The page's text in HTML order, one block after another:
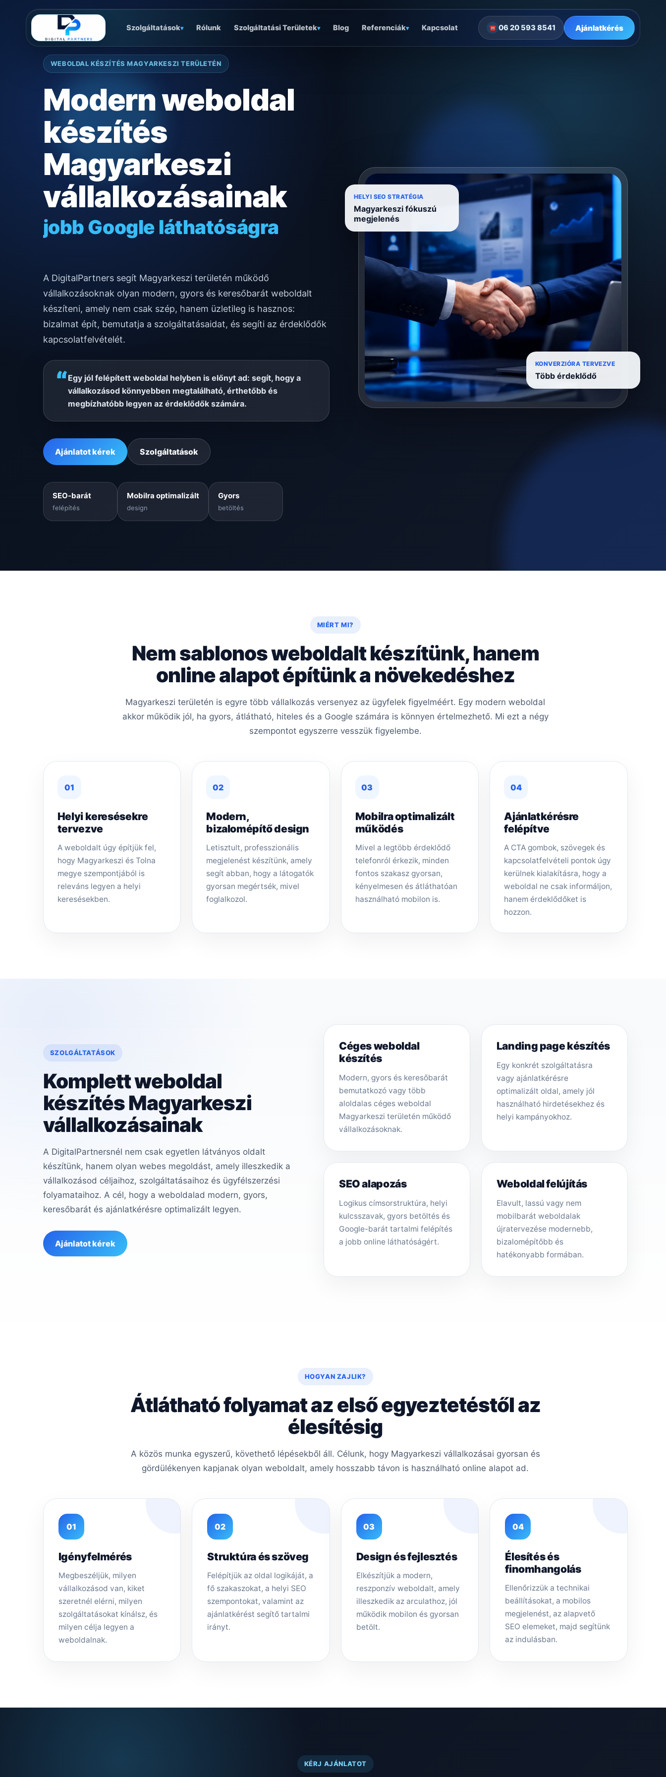
Szolgáltatások▾ Rólunk Szolgáltatási Területek▾ Blog Referenciák▾ Kapcsolat ☎ 06 20 593 8541 Ajánlatkérés
WEBOLDAL KÉSZÍTÉS MAGYARKESZI TERÜLETÉN
Modern weboldal
készítés
Magyarkeszi
vállalkozásainak
jobb Google láthatóságra
gyors mobilos működésre
A DigitalPartners segít Magyarkeszi területén működő
vállalkozásoknak olyan modern, gyors és keresőbarát weboldalt
készíteni, amely nem csak szép, hanem üzletileg is hasznos:
bizalmat épít, bemutatja a szolgáltatásaidat, és segíti az érdeklődők
kapcsolatfelvételét.
“Egy jól felépített weboldal helyben is előnyt ad: segít, hogy a
vállalkozásod könnyebben megtalálható, érthetőbb és
megbízhatóbb legyen az érdeklődők számára.
Ajánlatot kérek Szolgáltatások
SEO-barát
felépítés
Mobilra optimalizált
design
Gyors
betöltés
HELYI SEO STRATÉGIA
Magyarkeszi fókuszú
megjelenés
KONVERZIÓRA TERVEZVE
Több érdeklődő
MIÉRT MI?
Nem sablonos weboldalt készítünk, hanem
online alapot építünk a növekedéshez
Magyarkeszi területén is egyre több vállalkozás versenyez az ügyfelek figyelméért. Egy modern weboldal
akkor működik jól, ha gyors, átlátható, hiteles és a Google számára is könnyen értelmezhető. Mi ezt a négy
szempontot egyszerre vesszük figyelembe.
01
Helyi keresésekre
tervezve
A weboldalt úgy építjük fel,
hogy Magyarkeszi és Tolna
megye szempontjából is
releváns legyen a helyi
keresésekben.
02
Modern,
bizalomépítő design
Letisztult, professzionális
megjelenést készítünk, amely
segít abban, hogy a látogatók
gyorsan megértsék, mivel
foglalkozol.
03
Mobilra optimalizált
működés
Mivel a legtöbb érdeklődő
telefonról érkezik, minden
fontos szakasz gyorsan,
kényelmesen és átláthatóan
használható mobilon is.
04
Ajánlatkérésre
felépítve
A CTA gombok, szövegek és
kapcsolatfelvételi pontok úgy
kerülnek kialakításra, hogy a
weboldal ne csak informáljon,
hanem érdeklődőket is
hozzon.
SZOLGÁLTATÁSOK
Komplett weboldal
készítés Magyarkeszi
vállalkozásainak
A DigitalPartnersnél nem csak egyetlen látványos oldalt
készítünk, hanem olyan webes megoldást, amely illeszkedik a
vállalkozásod céljaihoz, szolgáltatásaihoz és ügyfélszerzési
folyamataihoz. A cél, hogy a weboldalad modern, gyors,
keresőbarát és ajánlatkérésre optimalizált legyen.
Ajánlatot kérek
Céges weboldal
készítés
Modern, gyors és keresőbarát
bemutatkozó vagy több
aloldalas céges weboldal
Magyarkeszi területén működő
vállalkozásoknak.
Landing page készítés
Egy konkrét szolgáltatásra
vagy ajánlatkérésre
optimalizált oldal, amely jól
használható hirdetésekhez és
helyi kampányokhoz.
SEO alapozás
Logikus címsorstruktúra, helyi
kulcsszavak, gyors betöltés és
Google-barát tartalmi felépítés
a jobb online láthatóságért.
Weboldal felújítás
Elavult, lassú vagy nem
mobilbarát weboldalak
újratervezése modernebb,
bizalomépítőbb és
hatékonyabb formában.
HOGYAN ZAJLIK?
Átlátható folyamat az első egyeztetéstől az
élesítésig
A közös munka egyszerű, követhető lépésekből áll. Célunk, hogy Magyarkeszi vállalkozásai gyorsan és
gördülékenyen kapjanak olyan weboldalt, amely hosszabb távon is használható online alapot ad.
01
Igényfelmérés
Megbeszéljük, milyen
vállalkozásod van, kiket
szeretnél elérni, milyen
szolgáltatásokat kínálsz, és
milyen célja legyen a
weboldalnak.
02
Struktúra és szöveg
Felépítjük az oldal logikáját, a
fő szakaszokat, a helyi SEO
szempontokat, valamint az
ajánlatkérést segítő tartalmi
irányt.
03
Design és fejlesztés
Elkészítjük a modern,
reszponzív weboldalt, amely
illeszkedik az arculathoz, jól
működik mobilon és gyorsan
betölt.
04
Élesítés és
finomhangolás
Ellenőrizzük a technikai
beállításokat, a mobilos
megjelenést, az alapvető
SEO elemeket, majd segítünk
az indulásban.
KÉRJ AJÁNLATOT